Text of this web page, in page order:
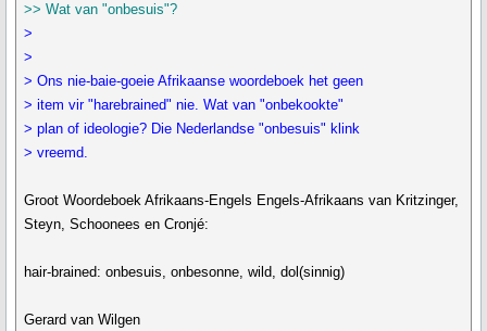
>> Wat van "onbesuis"?
>
>
> Ons nie-baie-goeie Afrikaanse woordeboek het geen
> item vir "harebrained" nie. Wat van "onbekookte"
> plan of ideologie? Die Nederlandse "onbesuis" klink
> vreemd.
Groot Woordeboek Afrikaans-Engels Engels-Afrikaans van Kritzinger,
Steyn, Schoonees en Cronjé:
hair-brained: onbesuis, onbesonne, wild, dol(sinnig)
Gerard van Wilgen